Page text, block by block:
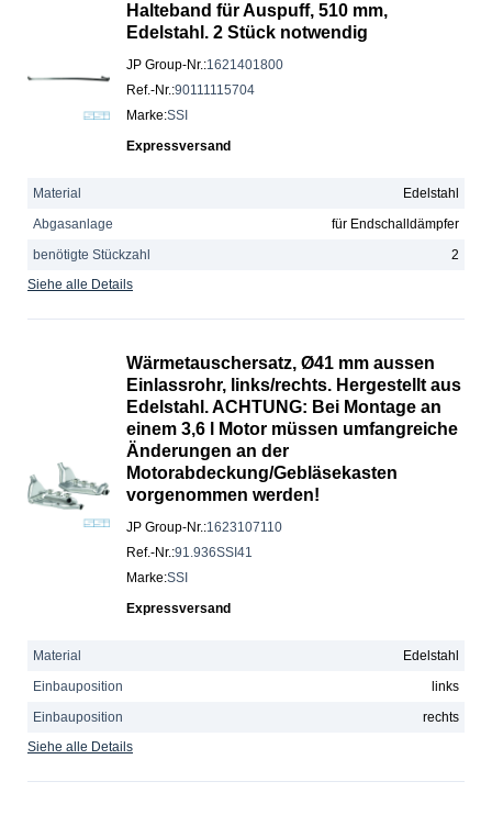
Halteband für Auspuff, 510 mm,
Edelstahl. 2 Stück notwendig
JP Group-Nr.:1621401800
Ref.-Nr.:90111115704
Marke:SSI
Expressversand
Material
Edelstahl
Abgasanlage
für Endschalldämpfer
benötigte Stückzahl
2
Siehe alle Details
Wärmetauschersatz, Ø41 mm aussen
Einlassrohr, links/rechts. Hergestellt aus
Edelstahl. ACHTUNG: Bei Montage an
einem 3,6 l Motor müssen umfangreiche
Änderungen an der
Motorabdeckung/Gebläsekasten
vorgenommen werden!
JP Group-Nr.:1623107110
Ref.-Nr.:91.936SSI41
Marke:SSI
Expressversand
Material
Edelstahl
Einbauposition
links
Einbauposition
rechts
Siehe alle Details